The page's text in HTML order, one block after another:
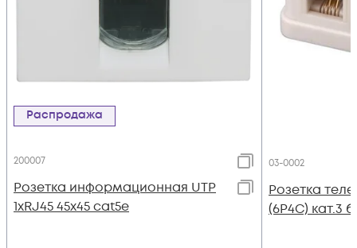
Распродажа
200007
Розетка информационная UTP
1хRJ45 45х45 cat5е
03-0002
Розетка
(6P4C) кат.3